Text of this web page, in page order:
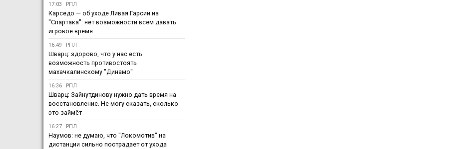
17:03 РПЛ
Карседо — об уходе Ливая Гарсии из
"Спартака": нет возможности всем давать
игровое время
16:49 РПЛ
Шварц: здорово, что у нас есть
возможность противостоять
махачкалинскому "Динамо"
16:36 РПЛ
Шварц: Зайнутдинову нужно дать время на
восстановление. Не могу сказать, сколько
это займёт
16:27 РПЛ
Наумов: не думаю, что "Локомотив" на
дистанции сильно пострадает от ухода